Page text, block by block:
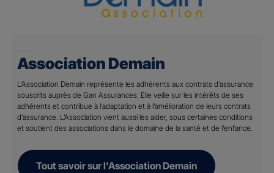
Association Demain
L’Association Demain représente les adhérents aux contrats d’assurance
souscrits auprès de Gan Assurances. Elle veille sur les intérêts de ses
adhérents et contribue à l’adaptation et à l’amélioration de leurs contrats
d’assurance. L’Association vient aussi les aider, sous certaines conditions
et soutient des associations dans le domaine de la santé et de l’enfance.
Tout savoir sur l'Association Demain